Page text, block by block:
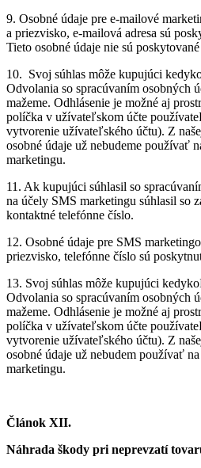
9. Osobné údaje pre e-mailové
a priezvisko, e-mailová adresa sú
Tieto osobné údaje nie sú
10. Svoj súhlas môže kupujúci
Odvolania so spracúvaním osobných
mažeme. Odhlásenie je možné aj
políčka v užívateľskom účte
vytvorenie užívateľského účtu). Z
osobné údaje už nebudeme používať
marketingu.
11. Ak kupujúci súhlasil so
na účely SMS marketingu súhlasil so
kontaktné telefónne číslo.
12. Osobné údaje pre SMS
priezvisko, telefónne číslo sú
13. Svoj súhlas môže kupujúci
Odvolania so spracúvaním osobných
mažeme. Odhlásenie je možné aj
políčka v užívateľskom účte
vytvorenie užívateľského účtu). Z
osobné údaje už nebudem používať
marketingu.
Článok XII.
Náhrada škody pri neprevzatí